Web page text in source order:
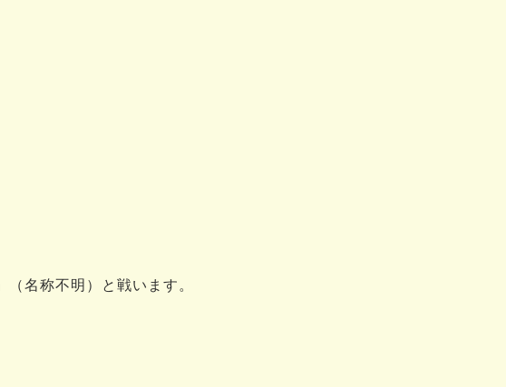
名称不明）と戦います。